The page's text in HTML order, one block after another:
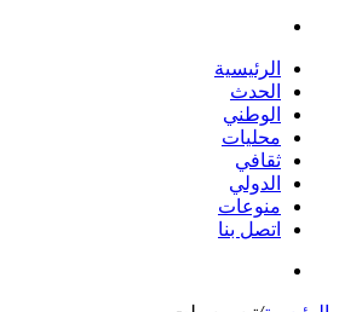
الرئيسية
الحدث
الوطني
محليات
ثقافي
الدولي
منوعات
اتصل بنا